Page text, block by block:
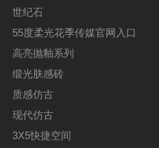
世纪石
55度柔光花季传媒官网入口
高亮抛釉系列
缎光肤感砖
质感仿古
现代仿古
3X5快捷空间